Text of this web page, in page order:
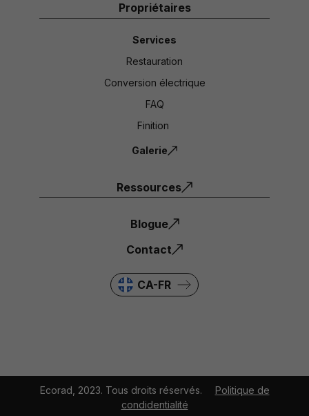
Propriétaires
Services
Restauration
Conversion électrique
FAQ
Finition
Galerie
Ressources
Blogue
Contact
CA-FR
Ecorad, 2023. Tous droits réservés.
Politique de
condidentialité